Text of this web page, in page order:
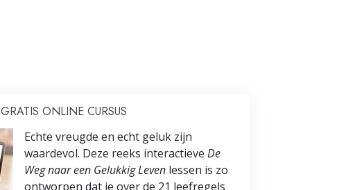
GRATIS ONLINE CURSUS
Echte vreugde en echt geluk zijn
waardevol. Deze reeks interactieve De
Weg naar een Gelukkig Leven lessen is zo
ontworpen dat je over de 21 leefregels